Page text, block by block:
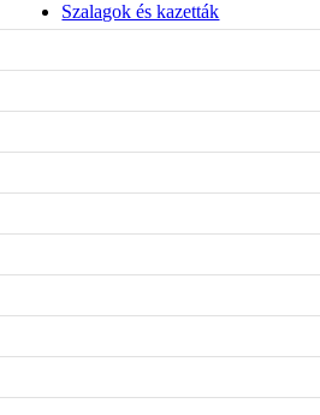
Szalagok és kazetták